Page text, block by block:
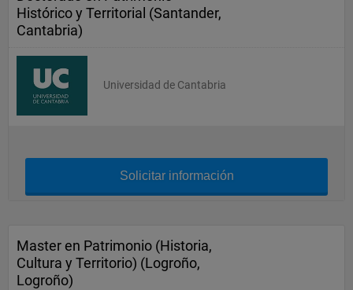
Histórico y Territorial (Santander,
Cantabria)
Universidad de Cantabria
Solicitar información
Master en Patrimonio (Historia,
Cultura y Territorio) (Logroño,
Logroño)